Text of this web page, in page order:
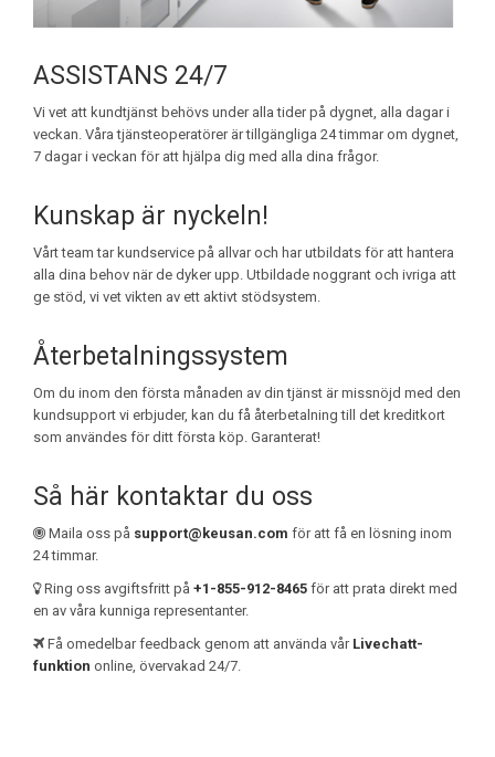
ASSISTANS 24/7
Vi vet att kundtjänst behövs under alla tider på dygnet, alla dagar i
veckan. Våra tjänsteoperatörer är tillgängliga 24 timmar om dygnet,
7 dagar i veckan för att hjälpa dig med alla dina frågor.
Kunskap är nyckeln!
Vårt team tar kundservice på allvar och har utbildats för att hantera
alla dina behov när de dyker upp. Utbildade noggrant och ivriga att
ge stöd, vi vet vikten av ett aktivt stödsystem.
Återbetalningssystem
Om du inom den första månaden av din tjänst är missnöjd med den
kundsupport vi erbjuder, kan du få återbetalning till det kreditkort
som användes för ditt första köp. Garanterat!
Så här kontaktar du oss
Maila oss på support@keusan.com för att få en lösning inom
24 timmar.
Ring oss avgiftsfritt på +1-855-912-8465 för att prata direkt med
en av våra kunniga representanter.
Få omedelbar feedback genom att använda vår Livechatt-
funktion online, övervakad 24/7.